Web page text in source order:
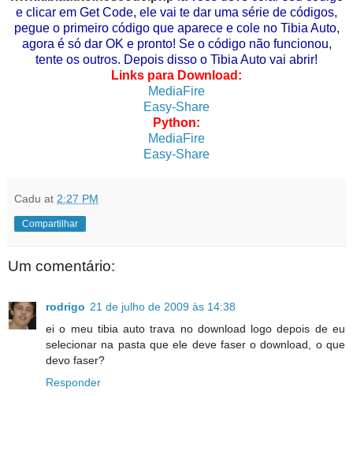
e clicar em Get Code, ele vai te dar uma série de códigos,
pegue o primeiro código que aparece e cole no Tibia Auto,
agora é só dar OK e pronto! Se o código não funcionou,
tente os outros. Depois disso o Tibia Auto vai abrir!
Links para Download:
MediaFire
Easy-Share
Python:
MediaFire
Easy-Share
Cadu at 2:27 PM
Compartilhar
Um comentário:
rodrigo 21 de julho de 2009 às 14:38
ei o meu tibia auto trava no download logo depois de eu
selecionar na pasta que ele deve faser o download, o que
devo faser?
Responder